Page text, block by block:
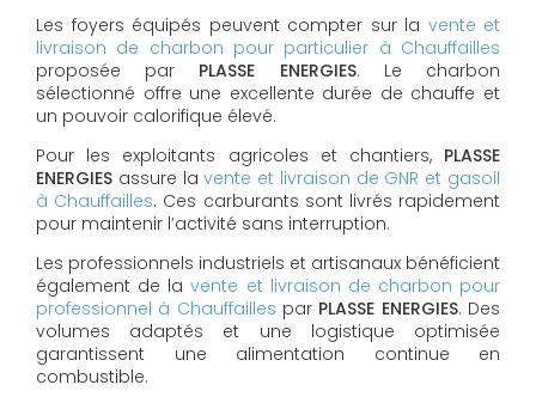
Les foyers équipés peuvent compter sur la vente et
livraison de charbon pour particulier à Chauffailles
proposée par PLASSE ENERGIES. Le charbon
sélectionné offre une excellente durée de chauffe et
un pouvoir calorifique élevé.
Pour les exploitants agricoles et chantiers, PLASSE
ENERGIES assure lavente et livraison de GNR et gasoil
à Chauffailles. Ces carburants sont livrés rapidement
pour maintenir l’activité sans interruption.
Les professionnels industriels et artisanaux bénéficient
également de lavente et livraison de charbon pour
professionnel à Chauffailles par PLASSE ENERGIES. Des
volumes adaptés et une logistique optimisée
garantissent une alimentation continue en
combustible.